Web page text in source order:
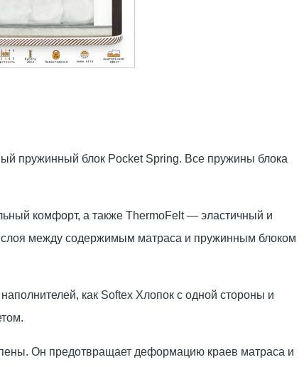
пружинный блок Pocket Spring. Все пружины блока
комфорт, а также ThermoFelt — эластичный и
слоя между содержимым матраса и пружинным блоком
как Softex Хлопок с одной стороны и
Он предотвращает деформацию краев матраса и